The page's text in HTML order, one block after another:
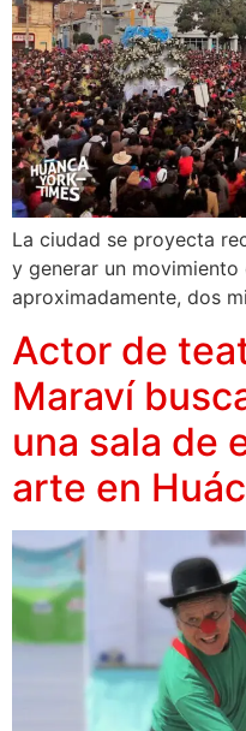
La ciudad se proyecta
y generar un movimiento
aproximadamente, dos
Actor de
Maraví
una sala de
arte en